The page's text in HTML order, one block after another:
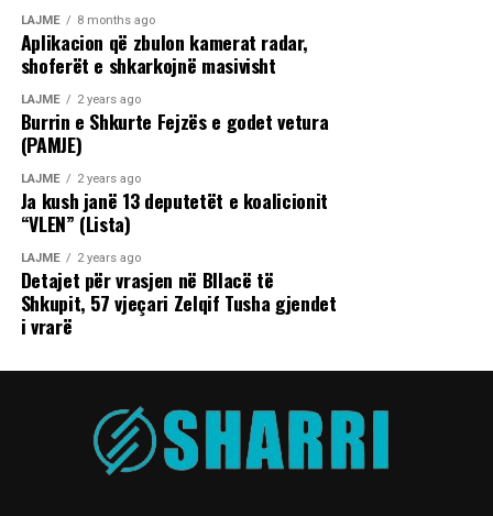
LAJME 8 months ago
Aplikacion që zbulon kamerat radar,
shoferët e shkarkojnë masivisht
LAJME 2 years ago
Burrin e Shkurte Fejzës e godet vetura
(PAMJE)
LAJME 2 years ago
Ja kush janë 13 deputetët e koalicionit
“VLEN” (Lista)
LAJME 2 years ago
Detajet për vrasjen në Bllacë të
Shkupit, 57 vjeçari Zelqif Tusha gjendet
i vrarë